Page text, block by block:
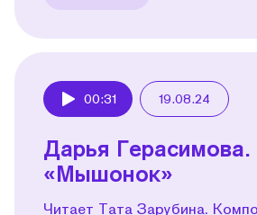
00:31 19.08.24
Дарья Герасимова.
«Мышонок»
Читает Тата Зарубина.